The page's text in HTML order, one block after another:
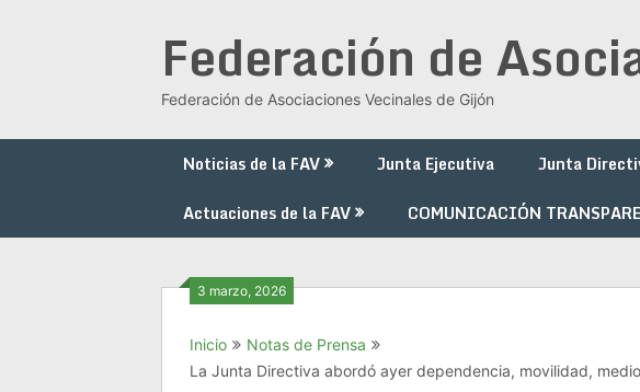
Federación de
Federación de Asociaciones Vecinales de Gijón
Noticias de la FAV Junta Ejecutiva Junta
Actuaciones de la FAV
COMUNICACIÓN
3 marzo, 2026
Inicio
Notas de Prensa
La Junta Directiva abordó ayer dependencia, movilidad,